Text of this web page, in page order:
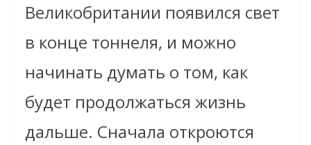
Великобритании появился свет
в конце тоннеля, и можно
начинать думать о том, как
будет продолжаться жизнь
дальше. Сначала откроются